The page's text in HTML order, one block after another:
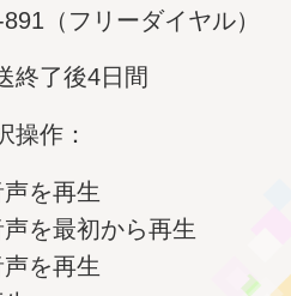
リーダイヤル）
終了後4日間
操作：
を再生
を最初から再生
を再生